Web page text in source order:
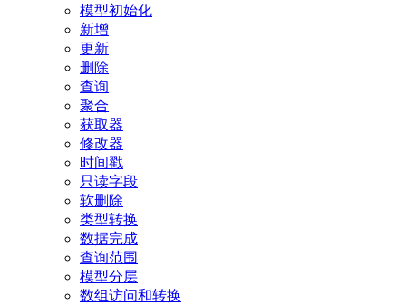
模型初始化
新增
更新
删除
查询
聚合
获取器
修改器
时间戳
只读字段
软删除
类型转换
数据完成
查询范围
模型分层
数组访问和转换